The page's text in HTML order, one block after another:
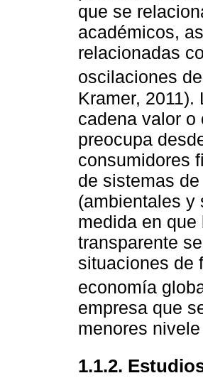
que se
académicos,
relacionadas
oscilaciones
Kramer,
cadena valor
preocupa
consumidores
de sistemas
(ambientales y
medida en
transparente
situaciones de
economía
empresa que
menores
1.1.2.